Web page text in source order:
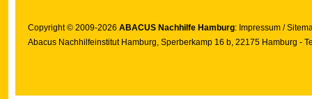
Copyright © 2009-2026 ABACUS Nachhilfe Hamburg: Impressum /
Abacus Nachhilfeinstitut Hamburg, Sperberkamp 16 b, 22175 Hamburg -